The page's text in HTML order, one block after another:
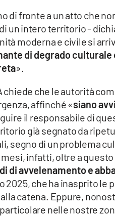
di fronte a un atto che
un intero territorio -
moderna e civile si
di degrado
».
chiede che le autorità
affinché «siano
il responsabile di
già segnato da
segno di un problema
infatti, oltre a
di avvelenamento e
2025, che ha inasprito le
catena. Eppure,
nelle nostre